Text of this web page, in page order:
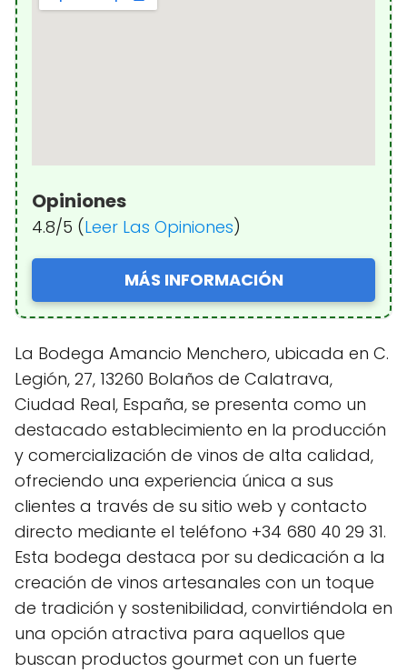
Opiniones
4.8/5 (Leer Las Opiniones)
MÁS INFORMACIÓN
La Bodega Amancio Menchero, ubicada en C.
Legión, 27, 13260 Bolaños de Calatrava,
Ciudad Real, España, se presenta como un
destacado establecimiento en la producción
y comercialización de vinos de alta calidad,
ofreciendo una experiencia única a sus
clientes a través de su sitio web y contacto
directo mediante el teléfono +34 680 40 29 31.
Esta bodega destaca por su dedicación a la
creación de vinos artesanales con un toque
de tradición y sostenibilidad, convirtiéndola en
una opción atractiva para aquellos que
buscan productos gourmet con un fuerte